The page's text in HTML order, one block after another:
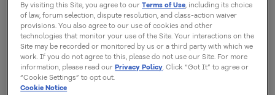
7 Maneras de acelerar la carga de
páginas web
Para nadie es un secreto que la velocidad de
carga de los sitios web importa ahora mucho
más que antes. Agilizar tu sitio web debe
convertirse en una prioridad para ti.
By visiting this Site, you agree to ourTerms of Use, including its choice
of law, forum selection, dispute resolution, and class-action waiver
provisions. You also agree to our use of cookies and other
technologies that monitor your use of the Site. Your interactions on the
Site may be recorded or monitored by us or a third party with which we
work. If you do not agree to this, please do not use our Site. For more
information, please read ourPrivacy Policy. Click “Got It” to agree or
“Cookie Settings” to opt out.
Cookie Notice